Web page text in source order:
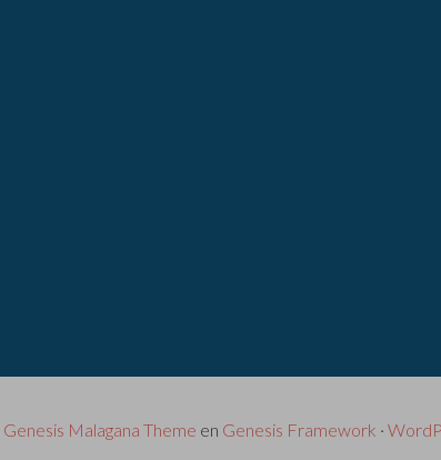
Genesis Malagana Theme en Genesis Framework ·